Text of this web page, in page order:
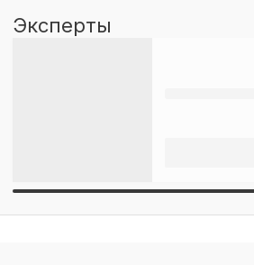
Эксперты